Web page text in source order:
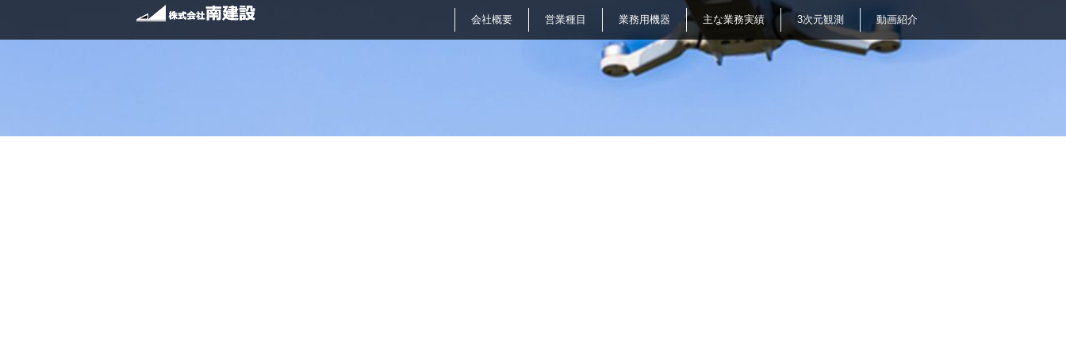
会社概要 営業種目 業務用機器 主な業務実績 3次元観測 動画紹介